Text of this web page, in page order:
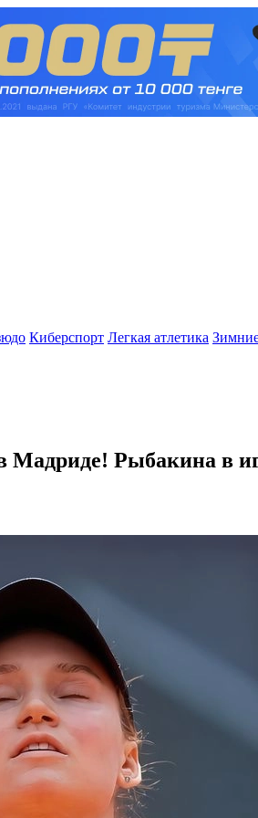
Киберспорт Легкая атлетика
Мадриде! Рыбакина в